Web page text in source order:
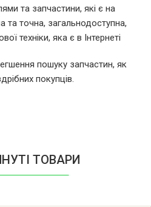
та запчастини, які є на
та точна, загальнодоступна,
техніки, яка є в Інтернеті
пошуку запчастин, як
покупців.
ТОВАРИ